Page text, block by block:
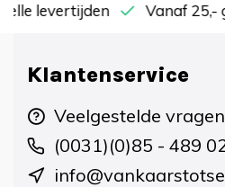
levertijden Vanaf 25,-
Klantenservice
Veelgestelde vragen
(0031)(0)85 - 489